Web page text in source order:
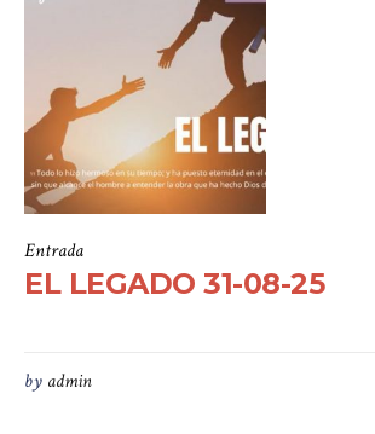
Entrada
EL LEGADO 31-08-25
by admin